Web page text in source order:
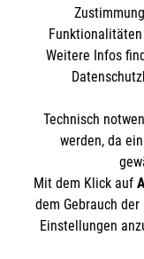
AGB
Malteserorden
Malteser
Malteser
Sharepoint
Soziale
Der Malteser
gemeinnützige
Gewerbesteuer
Weitere Infos
Technisch
werden, da
Mit dem Klick auf
dem Gebrauch
Einstellungen